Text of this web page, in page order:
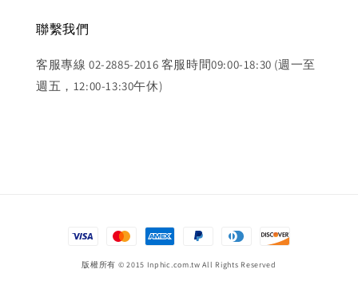
聯繫我們
客服專線 02-2885-2016 客服時間09:00-18:30 (週一至
週五，12:00-13:30午休)
版權所有 © 2015 Inphic.com.tw All Rights Reserved